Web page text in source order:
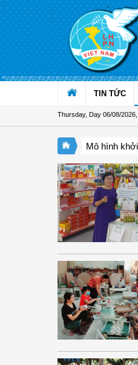
Skip to Content
TIN TỨC
Thursday, Day 06/08/2026
Mô hình